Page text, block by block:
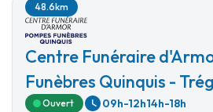
Centre Funéraire
Funèbres Quinquis -
48.6km
Ouvert 09h-12h14h-18h